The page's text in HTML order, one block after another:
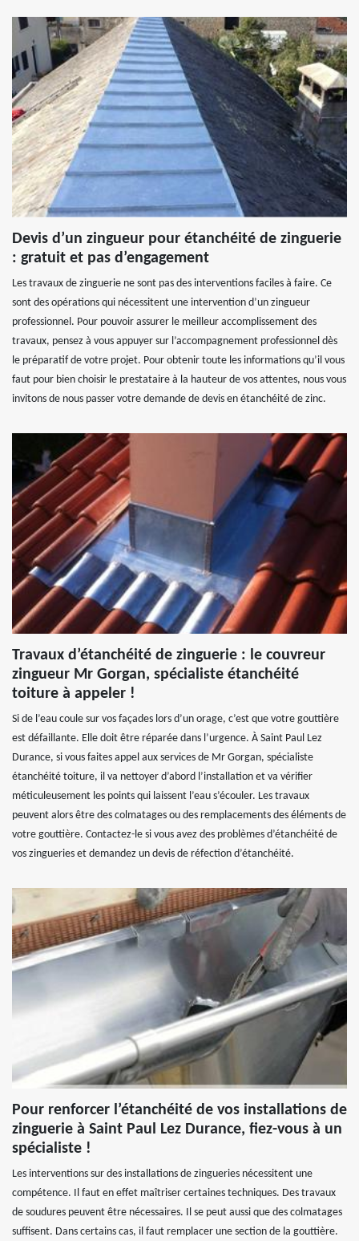
Devis d’un zingueur pour étanchéité de zinguerie
: gratuit et pas d’engagement
Les travaux de zinguerie ne sont pas des interventions faciles à faire. Ce
sont des opérations qui nécessitent une intervention d’un zingueur
professionnel. Pour pouvoir assurer le meilleur accomplissement des
travaux, pensez à vous appuyer sur l’accompagnement professionnel dès
le préparatif de votre projet. Pour obtenir toute les informations qu’il vous
faut pour bien choisir le prestataire à la hauteur de vos attentes, nous vous
invitons de nous passer votre demande de devis en étanchéité de zinc.
Travaux d’étanchéité de zinguerie : le couvreur
zingueur Mr Gorgan, spécialiste étanchéité
toiture à appeler !
Si de l’eau coule sur vos façades lors d’un orage, c’est que votre gouttière
est défaillante. Elle doit être réparée dans l’urgence. À Saint Paul Lez
Durance, si vous faites appel aux services de Mr Gorgan, spécialiste
étanchéité toiture, il va nettoyer d’abord l’installation et va vérifier
méticuleusement les points qui laissent l’eau s’écouler. Les travaux
peuvent alors être des colmatages ou des remplacements des éléments de
votre gouttière. Contactez-le si vous avez des problèmes d’étanchéité de
vos zingueries et demandez un devis de réfection d’étanchéité.
Pour renforcer l’étanchéité de vos installations de
zinguerie à Saint Paul Lez Durance, fiez-vous à un
spécialiste !
Les interventions sur des installations de zingueries nécessitent une
compétence. Il faut en effet maîtriser certaines techniques. Des travaux
de soudures peuvent être nécessaires. Il se peut aussi que des colmatages
suffisent. Dans certains cas, il faut remplacer une section de la gouttière.